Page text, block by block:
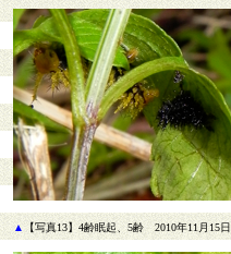
▲ 【写真13】4齢眠起、5齢 2010年11月15日